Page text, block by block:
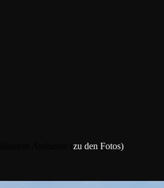
zu den Fotos)